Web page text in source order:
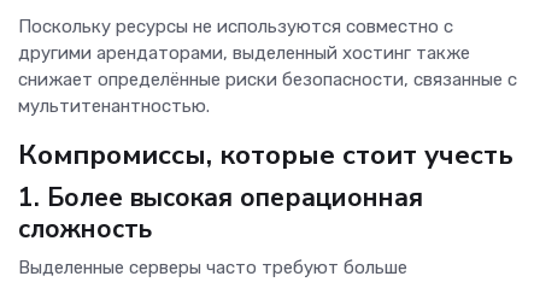
Поскольку ресурсы не используются совместно с
другими арендаторами, выделенный хостинг также
снижает определённые риски безопасности, связанные с
мультитенантностью.
Компромиссы, которые стоит учесть
1. Более высокая операционная
сложность
Выделенные серверы часто требуют больше